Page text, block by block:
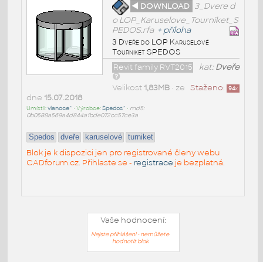
◄ DOWNLOAD 3_Dvere d
o LOP_Karuselove_Tourniket_S
PEDOS.rfa + příloha
3 Dveře do LOP Karuselové
Tourniket SPEDOS
kat:Dveře
Revit family RVT2015
Staženo: 94x
Velikost 1,83MB• ze
dne 15.07.2018
Umístil:vianoce^ • Výrobce:Spedos^ • md5:
0b0588a569a4d844a1bde072cc57ce3a
Spedos dveře karuselové turniket
Blok je k dispozici jen pro registrované členy webu
CADforum.cz. Přihlaste se - registrace je bezplatná.
Vaše hodnocení:
Nejste přihlášeni - nemůžete
hodnotit blok